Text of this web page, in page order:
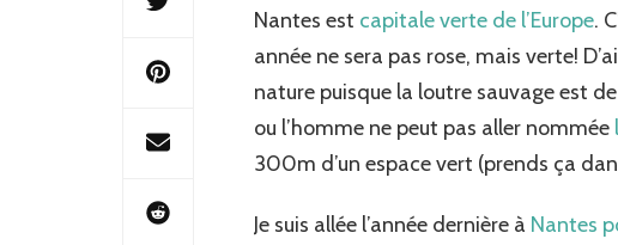
Nantes est capitale verte de l’Europe.
année ne sera pas rose, mais verte!
nature puisque la loutre sauvage est
ou l’homme ne peut pas aller nommée
300m d’un espace vert (prends ça
Je suis allée l’année dernière à Nantes